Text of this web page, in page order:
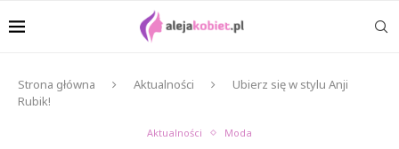
Strona główna Aktualności
Ubierz się w stylu Anji
Rubik!
Aktualności Moda